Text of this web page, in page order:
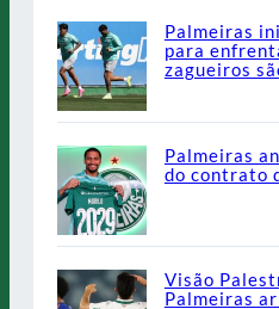
Palmeiras
para
zagueiros
Palmeiras
do contrato
Visão
Palmeiras